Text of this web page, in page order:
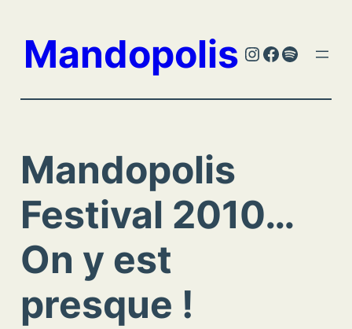
contenu
Mandopolis Instagram
Facebook
Spotify
Mandopolis
Festival 2010…
On y est
presque !